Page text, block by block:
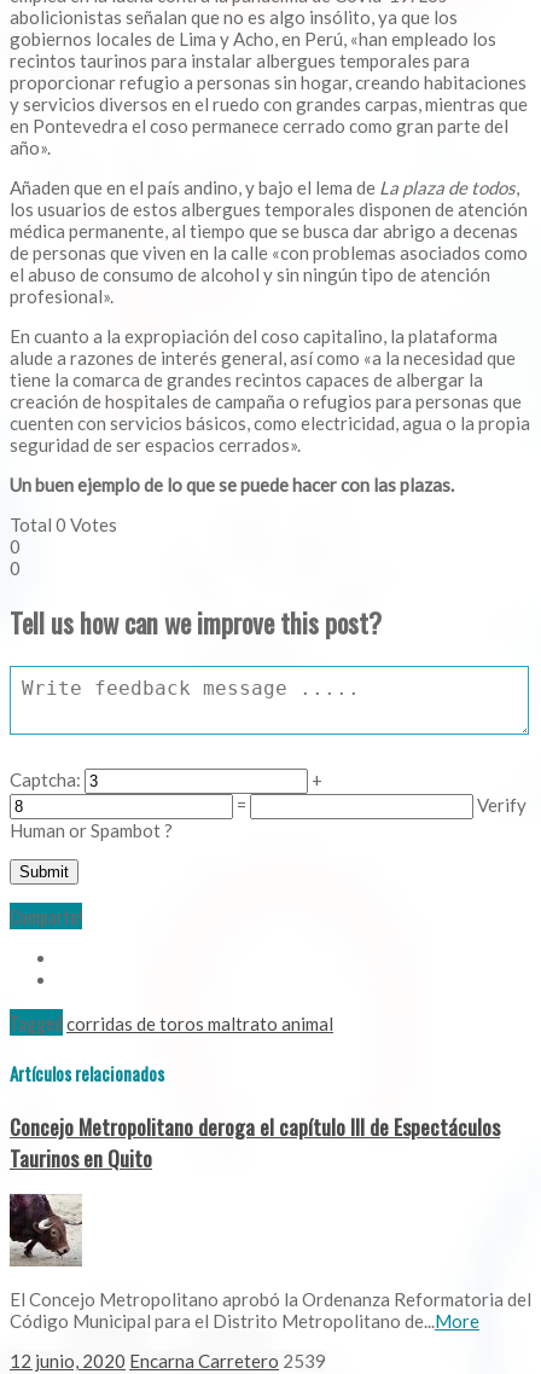
abolicionistas señalan que no es algo insólito, ya que los
gobiernos locales de Lima y Acho, en Perú, «han empleado los
recintos taurinos para instalar albergues temporales para
proporcionar refugio a personas sin hogar, creando habitaciones
y servicios diversos en el ruedo con grandes carpas, mientras que
en Pontevedra el coso permanece cerrado como gran parte del
año».
Añaden que en el país andino, y bajo el lema de La plaza de todos,
los usuarios de estos albergues temporales disponen de atención
médica permanente, al tiempo que se busca dar abrigo a decenas
de personas que viven en la calle «con problemas asociados como
el abuso de consumo de alcohol y sin ningún tipo de atención
profesional».
En cuanto a la expropiación del coso capitalino, la plataforma
alude a razones de interés general, así como «a la necesidad que
tiene la comarca de grandes recintos capaces de albergar la
creación de hospitales de campaña o refugios para personas que
cuenten con servicios básicos, como electricidad, agua o la propia
seguridad de ser espacios cerrados».
Un buen ejemplo de lo que se puede hacer con las plazas.
Total 0 Votes
0
0
Tell us how can we improve this post?
Captcha:
+
=
Verify
Human or Spambot ?
Comparte!
Tagged corridas de toros maltrato animal
Artículos relacionados
Concejo Metropolitano deroga el capítulo III de Espectáculos
Taurinos en Quito
El Concejo Metropolitano aprobó la Ordenanza Reformatoria del
Código Municipal para el Distrito Metropolitano de...More
12 junio, 2020 Encarna Carretero 2539